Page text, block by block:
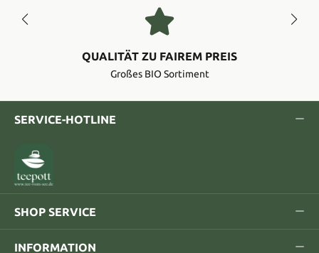
QUALITÄT ZU FAIREM PREIS
Großes BIO Sortiment
SERVICE-HOTLINE
SHOP SERVICE
INFORMATION